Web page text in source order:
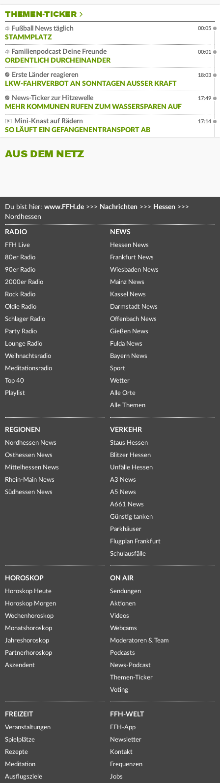
THEMEN-TICKER
Fußball News täglich
STAMMPLATZ
00:05
Familienpodcast Deine Freunde
ORDENTLICH DURCHEINANDER
00:01
Erste Länder reagieren
LKW-FAHRVERBOT AN SONNTAGEN AUSSER KRAFT
18:03
News-Ticker zur Hitzewelle
MEHR KOMMUNEN RUFEN ZUM WASSERSPAREN AUF
17:49
Mini-Knast auf Rädern
SO LÄUFT EIN GEFANGENENTRANSPORT AB
17:14
AUS DEM NETZ
Du bist hier: www.FFH.de >>> Nachrichten >>> Hessen >>>
Nordhessen
RADIO
FFH Live
80er Radio
90er Radio
2000er Radio
Rock Radio
Oldie Radio
Schlager Radio
Party Radio
Lounge Radio
Weihnachtsradio
Meditationsradio
Top 40
Playlist
NEWS
Hessen News
Frankfurt News
Wiesbaden News
Mainz News
Kassel News
Darmstadt News
Offenbach News
Gießen News
Fulda News
Bayern News
Sport
Wetter
Alle Orte
Alle Themen
REGIONEN
Nordhessen News
Osthessen News
Mittelhessen News
Rhein-Main News
Südhessen News
VERKEHR
Staus Hessen
Blitzer Hessen
Unfälle Hessen
A3 News
A5 News
A661 News
Günstig tanken
Parkhäuser
Flugplan Frankfurt
Schulausfälle
HOROSKOP
Horoskop Heute
Horoskop Morgen
Wochenhoroskop
Monatshoroskop
Jahreshoroskop
Partnerhoroskop
Aszendent
ON AIR
Sendungen
Aktionen
Videos
Webcams
Moderatoren & Team
Podcasts
News-Podcast
Themen-Ticker
Voting
FREIZEIT
Veranstaltungen
Spielplätze
Rezepte
Meditation
Ausflugsziele
FFH-WELT
FFH-App
Newsletter
Kontakt
Frequenzen
Jobs